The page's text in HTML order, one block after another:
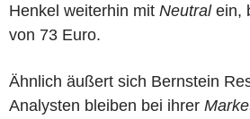
Henkel weiterhin mit Neutralein,
von 73 Euro.
Ähnlich äußert sich Bernstein
Analysten bleiben bei ihrer